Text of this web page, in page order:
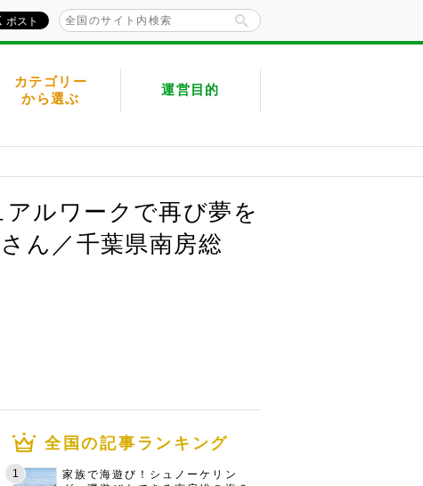
カテゴリー
から選ぶ
運営目的
アルワークで再び夢を
ん／千葉県南房総
全国の記事ランキング
家族で海遊び！シュノーケリン